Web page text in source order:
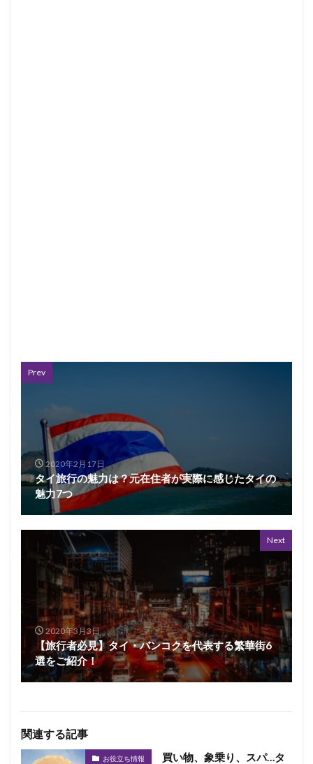
Prev
2020年2月17日
タイ旅行の魅力は？元在住者が実際に感じたタイの
魅力7つ
Next
2020年3月3日
【旅行者必見】タイ・バンコクを代表する繁華街6
選をご紹介！
関連する記事
お役立ち情報
買い物、象乗り、スパ…タ